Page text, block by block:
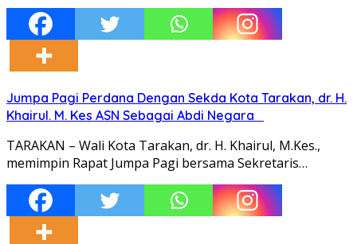
Jumpa Pagi Perdana Dengan Sekda Kota Tarakan, dr. H.
Khairul. M. Kes ASN Sebagai Abdi Negara
TARAKAN – Wali Kota Tarakan, dr. H. Khairul, M.Kes.,
memimpin Rapat Jumpa Pagi bersama Sekretaris…